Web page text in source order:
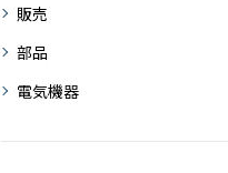
販売
部品
電気機器